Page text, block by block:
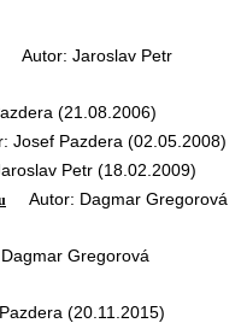
Autor: Jaroslav Petr
(21.08.2006)
Pazdera (02.05.2008)
Petr (18.02.2009)
Autor: Dagmar Gregorová
Gregorová
(20.11.2015)